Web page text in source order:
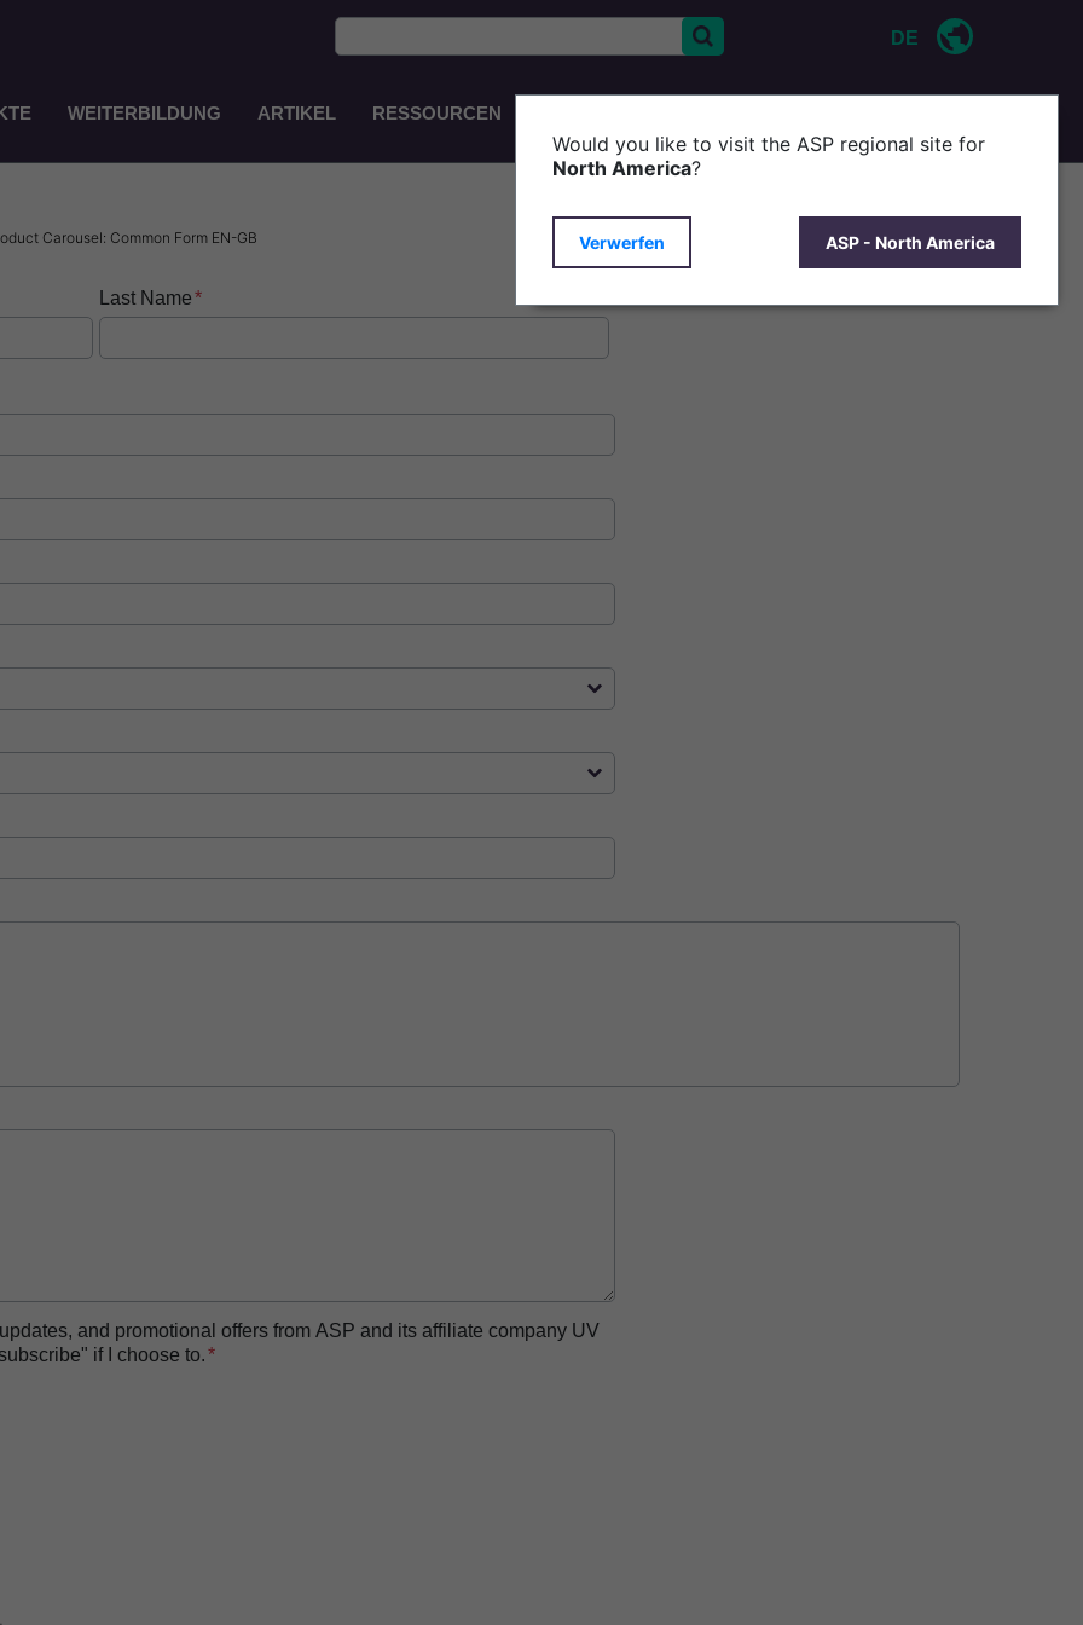
DE
Main
Navigation
WEITERBILDUNG ARTIKEL RESSOURCEN
Carousel: Common Form EN-GB
Last Name
and promotional offers from ASP and its affiliate company UV
if I choose to.
Would you like to visit the ASP regional site for
North America?
Verwerfen ASP - North America